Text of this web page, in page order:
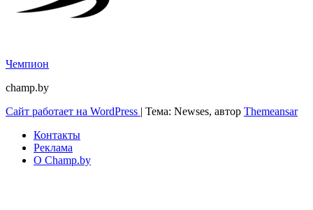
Чемпион
champ.by
Сайт работает на WordPress | Тема: Newses, автор Themeansar
Контакты
Реклама
О Champ.by